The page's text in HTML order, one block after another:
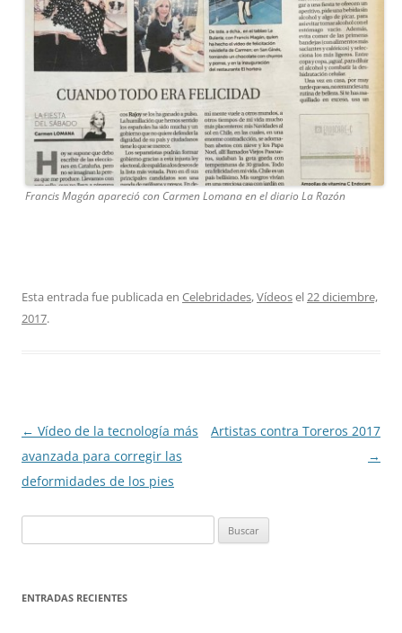
Francis Magán apareció con Carmen Lomana en el diario La Razón
Esta entrada fue publicada en Celebridades,Vídeosel22 diciembre,
2017.
Navegación
de
entradas
← Vídeo de la tecnología más
avanzada para corregir las
deformidades de los pies
Artistas contra Toreros 2017
→
ENTRADAS RECIENTES